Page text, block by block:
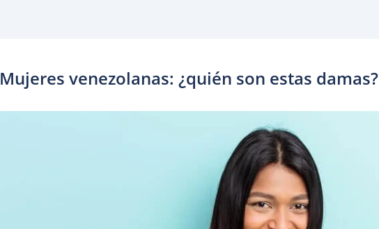
Mujeres venezolanas: ¿quién son estas damas?